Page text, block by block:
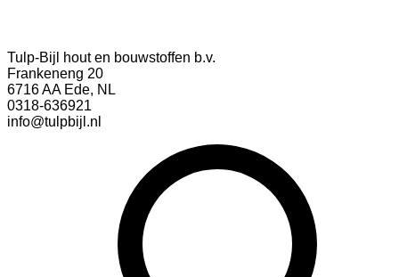
Tulp-Bijl hout en bouwstoffen b.v.
Frankeneng 20
6716 AA Ede, NL
0318-636921
info@tulpbijl.nl